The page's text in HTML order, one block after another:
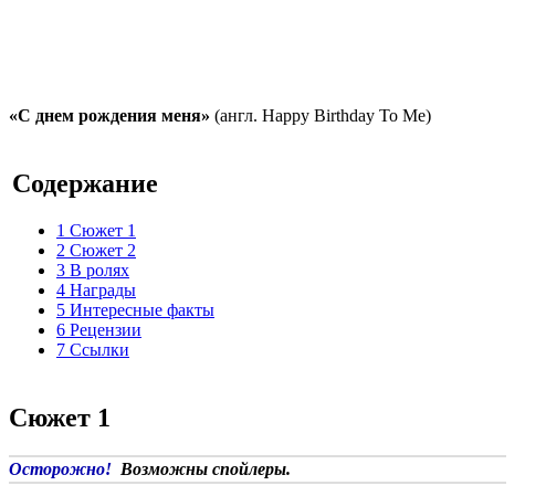
«С днем рождения меня» (англ. Happy Birthday To Me)
Содержание
1 Сюжет 1
2 Сюжет 2
3 В ролях
4 Награды
5 Интересные факты
6 Рецензии
7 Ссылки
Сюжет 1
Осторожно! Возможны спойлеры.